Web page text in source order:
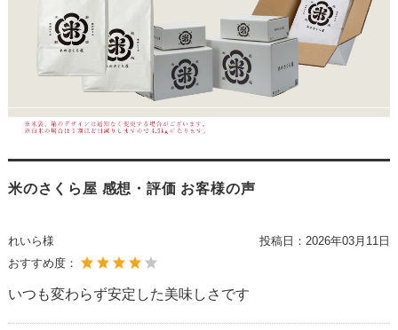
米のさくら屋 感想・評価 お客様の声
れいら様 投稿日： 2026年03月11日
おすすめ度：
いつも変わらず安定した美味しさです